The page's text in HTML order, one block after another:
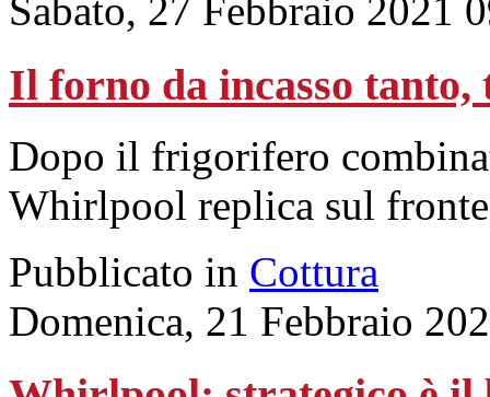
Sabato, 27 Febbraio 2021
Il forno da incasso tanto,
Dopo il frigorifero
Whirlpool replica sul
Pubblicato in Cottura
Domenica, 21 Febbraio